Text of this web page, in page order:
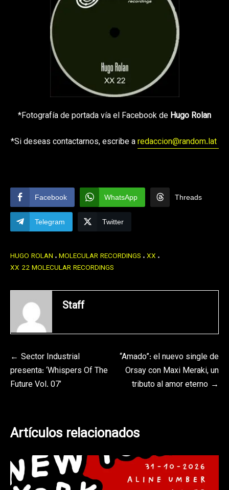
*Fotografía de portada vía el Facebook de Hugo Rolan
*Si deseas contactarnos, escribe aredaccion@random.lat
Facebook WhatsApp Threads
Telegram Twitter
HUGO ROLAN MOLECULAR RECORDINGS XX
XX 22 MOLECULAR RECORDINGS
Staff
Navegación
de
Sector Industrial
presenta: ‘Whispers Of The
Future Vol. 07’
“Amado”: el nuevo single de
Orsay con Maxi Meraki, un
tributo al amor eterno
Artículos relacionados